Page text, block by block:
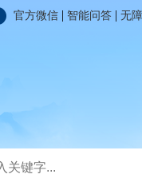
官方微信 | 智能问答 | 无